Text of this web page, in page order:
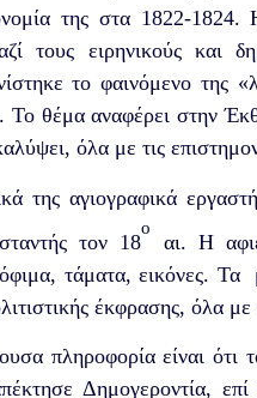
της στα 1822-
τους ειρηνικούς και
το φαινόμενο της
θέμα αναφέρει στην
όλα με τις
της αγιογραφικά
τον 18
ο
αι. Η
τάματα, εικόνες.
έκφρασης, όλα
πληροφορία είναι
Δημογεροντία,